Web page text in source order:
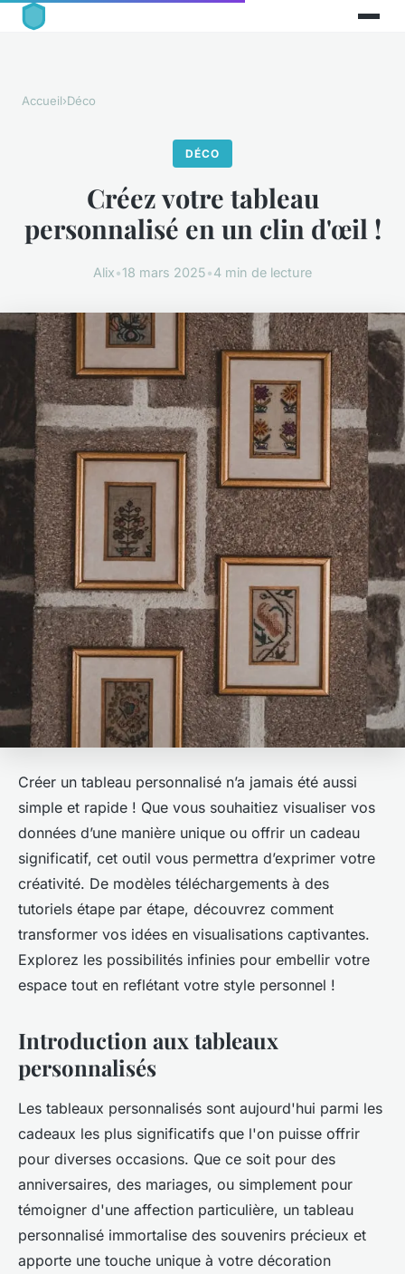
Accueil›Déco
DÉCO
Créez votre tableau
personnalisé en un clin d'œil !
Alix•18 mars 2025•4 min de lecture
Créer un tableau personnalisé n’a jamais été aussi
simple et rapide ! Que vous souhaitiez visualiser vos
données d’une manière unique ou offrir un cadeau
significatif, cet outil vous permettra d’exprimer votre
créativité. De modèles téléchargements à des
tutoriels étape par étape, découvrez comment
transformer vos idées en visualisations captivantes.
Explorez les possibilités infinies pour embellir votre
espace tout en reflétant votre style personnel !
Introduction aux tableaux
personnalisés
Les tableaux personnalisés sont aujourd'hui parmi les
cadeaux les plus significatifs que l'on puisse offrir
pour diverses occasions. Que ce soit pour des
anniversaires, des mariages, ou simplement pour
témoigner d'une affection particulière, un tableau
personnalisé immortalise des souvenirs précieux et
apporte une touche unique à votre décoration